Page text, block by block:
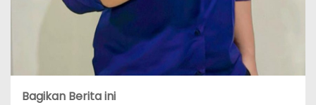
Bagikan Berita ini